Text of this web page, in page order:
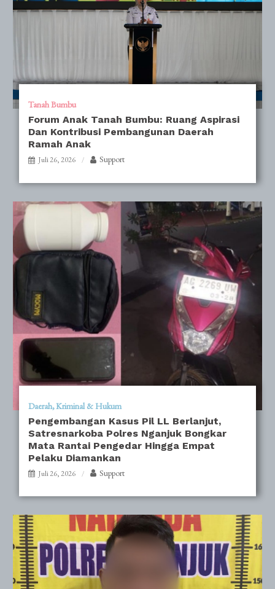
Tanah Bumbu
Forum Anak Tanah Bumbu: Ruang Aspirasi
Dan Kontribusi Pembangunan Daerah
Ramah Anak
Juli 26, 2026 Support
Daerah Kriminal & Hukum
Pengembangan Kasus Pil LL Berlanjut,
Satresnarkoba Polres Nganjuk Bongkar
Mata Rantai Pengedar Hingga Empat
Pelaku Diamankan
Juli 26, 2026 Support